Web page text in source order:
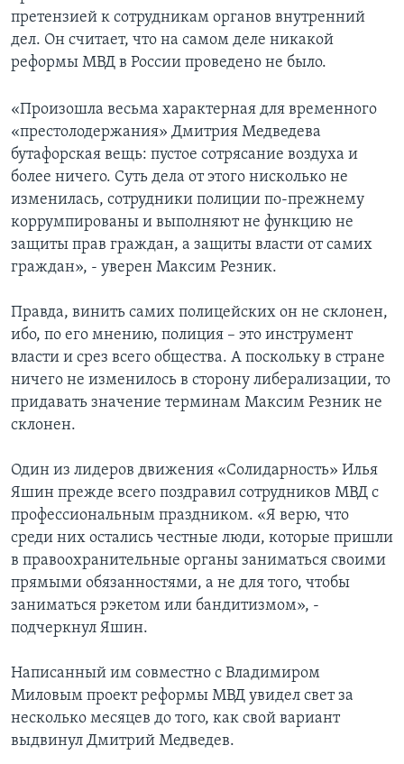
претензией к сотрудникам органов внутренний
дел. Он считает, что на самом деле никакой
реформы МВД в России проведено не было.
«Произошла весьма характерная для временного
«престолодержания» Дмитрия Медведева
бутафорская вещь: пустое сотрясание воздуха и
более ничего. Суть дела от этого нисколько не
изменилась, сотрудники полиции по-прежнему
коррумпированы и выполняют не функцию не
защиты прав граждан, а защиты власти от самих
граждан», - уверен Максим Резник.
Правда, винить самих полицейских он не склонен,
ибо, по его мнению, полиция – это инструмент
власти и срез всего общества. А поскольку в стране
ничего не изменилось в сторону либерализации, то
придавать значение терминам Максим Резник не
склонен.
Один из лидеров движения «Солидарность» Илья
Яшин прежде всего поздравил сотрудников МВД с
профессиональным праздником. «Я верю, что
среди них остались честные люди, которые пришли
в правоохранительные органы заниматься своими
прямыми обязанностями, а не для того, чтобы
заниматься рэкетом или бандитизмом», -
подчеркнул Яшин.
Написанный им совместно с Владимиром
Миловым проект реформы МВД увидел свет за
несколько месяцев до того, как свой вариант
выдвинул Дмитрий Медведев.